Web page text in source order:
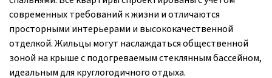
современных требований к жизни и отличаются
просторными интерьерами и высококачественной
отделкой. Жильцы могут наслаждаться общественной
зоной на крыше с подогреваемым стеклянным бассейном,
идеальным для круглогодичного отдыха.